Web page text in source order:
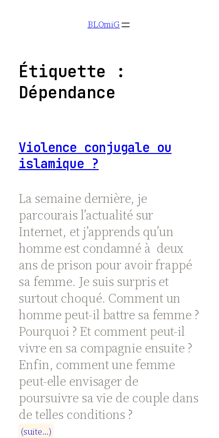
BLOmiG
Étiquette :
Dépendance
Violence conjugale ou
islamique ?
La semaine dernière, je
parcourais l’actualité sur
Internet, et j’apprends qu’un
homme est condamné à deux
ans de prison pour avoir frappé
sa femme. Je suis surpris et
surtout choqué. Comment un
homme peut-il battre sa femme ?
Pourquoi ? Et comment peut-il
vivre en sa compagnie ensuite ?
Enfin, comment une femme
peut-elle envisager de
poursuivre sa vie de couple dans
de telles conditions ?
(suite…)